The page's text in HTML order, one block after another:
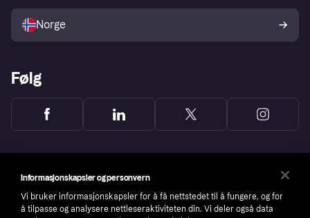
Norge
Følg
Informasjonskapsler og personvern
Vi bruker informasjonskapsler for å få nettstedet til å fungere, og for
å tilpasse og analysere nettleseraktiviteten din. Vi deler også data